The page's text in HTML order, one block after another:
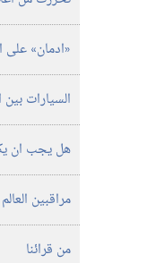
‏«ادمان» على
السيارات
هل يجب ان
مراقبين العالم
من قرائنا